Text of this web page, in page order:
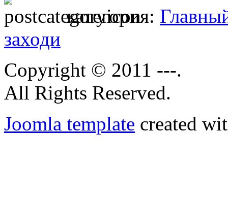
категория:
заходи
Copyright © 2011 ---.
All Rights Reserved.
Joomla template created